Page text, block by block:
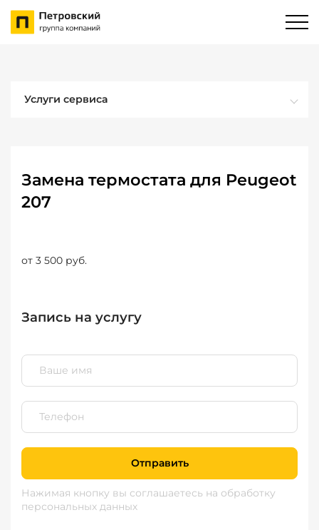
Услуги сервиса
Замена термостата для Peugeot
207
от 3 500 руб.
Запись на услугу
Отправить
Нажимая кнопку вы соглашаетесь на обработку
персональных данных